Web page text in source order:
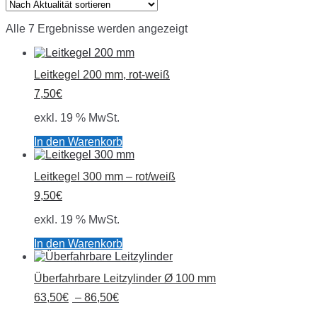
Alle 7 Ergebnisse werden angezeigtNach
Leitkegel 200 mm, rot-weiß
7,50€
exkl. 19 % MwSt.
In den Warenkorb
Leitkegel 300 mm – rot/weiß
9,50€
exkl. 19 % MwSt.
In den Warenkorb
Überfahrbare Leitzylinder Ø 100 mm
63,50€ – 86,50€